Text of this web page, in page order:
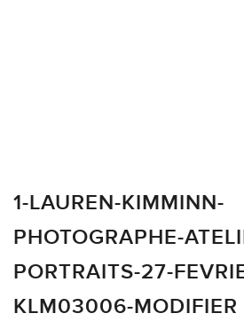
1-LAUREN-KIMMINN-
PHOTOGRAPHE-
PORTRAITS-27-
KLM03006-MODIFIER